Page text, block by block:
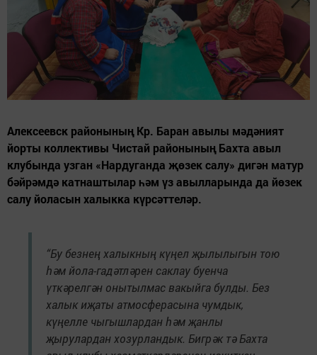
Алексеевск районының Кр. Баран авылы мәдәният
йорты коллективы Чистай районының Бахта авыл
клубында узган «Нардуганда җөзек салу» дигән матур
бәйрәмдә катнаштылар һәм үз авылларында да йөзек
салу йоласын халыкка күрсәттеләр.
“Бу безнең халыкның күңел җылылыгын тою
һәм йола-гадәтләрен саклау буенча
үткәрелгән онытылмас вакыйга булды. Без
халык иҗаты атмосферасына чумдык,
күңелле чыгышлардан һәм җанлы
җырулардан хозурландык. Бигрәк тә Бахта